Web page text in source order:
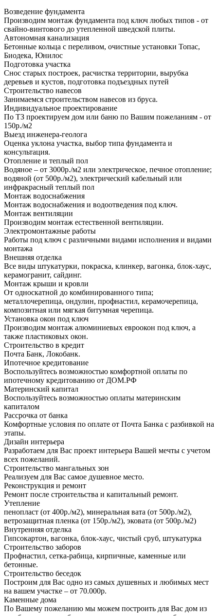
Возведение фундамента
Производим монтаж фундамента под ключ любых типов - от
свайно-винтового до утепленной шведской плиты.
Автономная канализация
Бетонные кольца с переливом, очистные установки Топас,
Биодека, Юнилос
Подготовка участка
Снос старых построек, расчистка территории, вырубка
деревьев и кустов, подготовка подъездных путей
Строительство навесов
Занимаемся строительством навесов из бруса.
Индивидуальное проектирование
По ТЗ проектируем дом или баню по Вашим пожеланиям - от
150р./м2
Выезд инженера-геолога
Оценка уклона участка, выбор типа фундамента и
консультация.
Отопление и теплый пол
Водяное – от 3000р./м2 или электрическое, печное отопление;
водяной (от 500р./м2), электрический кабельный или
инфракрасный теплый пол
Монтаж водоснабжения
Монтаж водоснабжения и водоотведения под ключ.
Монтаж вентиляции
Производим монтаж естественной вентиляции.
Электромонтажные работы
Работы под ключ с различными видами исполнения и видами
монтажа
Внешняя отделка
Все виды штукатурки, покраска, клинкер, вагонка, блок-хаус,
керамогранит, сайдинг.
Монтаж крыши и кровли
От односкатной до комбинированного типа;
металлочерепица, ондулин, профнастил, керамочерепица,
композитная или мягкая битумная черепица.
Установка окон под ключ
Производим монтаж алюминиевых евроокон под ключ, а
также пластиковых окон.
Строительство в кредит
Почта Банк, Локобанк.
Ипотечное кредитование
Воспользуйтесь возможностью комфортной оплаты по
ипотечному кредитованию от ДОМ.РФ
Материнский капитал
Воспользуйтесь возможностью оплаты материнским
капиталом
Рассрочка от банка
Комфортные условия по оплате от Почта Банка с разбивкой на
этапы.
Дизайн интерьера
Разработаем для Вас проект интерьера Вашей мечты с учетом
всех пожеланий.
Строительство мангальных зон
Реализуем для Вас самое душевное место.
Реконструкция и ремонт
Ремонт после строительства и капитальный ремонт.
Утепление
пенопласт (от 400р./м2), минеральная вата (от 500р./м2),
ветрозащитная пленка (от 150р./м2), эковата (от 500р./м2)
Внутренняя отделка
Гипсокартон, вагонка, блок-хаус, чистый сруб, штукатурка
Строительство заборов
Профнастил, сетка-рабица, кирпичные, каменные или
бетонные.
Строительство беседок
Построим для Вас одно из самых душевных и любимых мест
на вашем участке – от 70.000р.
Каменные дома
По Вашему пожеланию мы можем построить для Вас дом из